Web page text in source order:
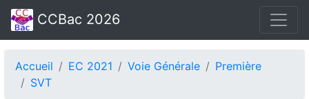
CCBac 2026
Accueil EC 2021 Voie Générale
Première
SVT